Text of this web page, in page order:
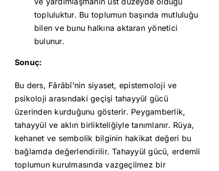
topluluktur. Bu toplumun başında mutluluğu
bilen ve bunu halkına aktaran yönetici
bulunur.
Sonuç:
Bu ders, Fârâbî’nin siyaset, epistemoloji ve
psikoloji arasındaki geçişi tahayyül gücü
üzerinden kurduğunu gösterir. Peygamberlik,
tahayyül ve aklın birlikteliğiyle tanımlanır. Rüya,
kehanet ve sembolik bilginin hakikat değeri bu
bağlamda değerlendirilir. Tahayyül gücü, erdemli
toplumun kurulmasında vazgeçilmez bir